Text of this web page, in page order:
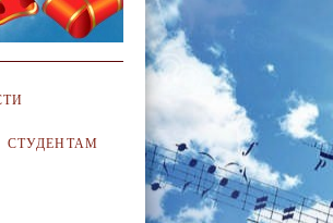
СТУДЕНТАМ